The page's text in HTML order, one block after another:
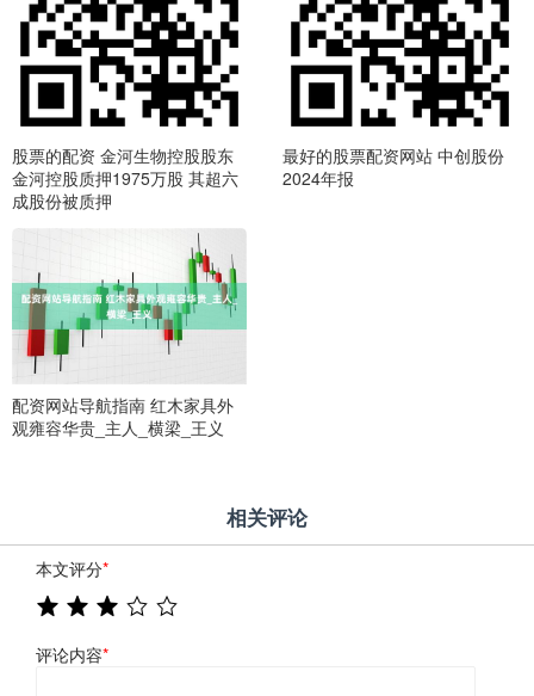
股票的配资 金河生物控股股东
金河控股质押1975万股 其超六
成股份被质押
最好的股票配资网站 中创股份
2024年报
配资网站导航指南 红木家具外
观雍容华贵_主人_横梁_王义
相关评论
本文评分*
评论内容*